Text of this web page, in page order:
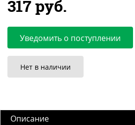
317 руб.
Уведомить о поступлении
Нет в наличии
Описание